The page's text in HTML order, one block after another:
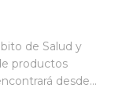
de Salud y
productos
desde...